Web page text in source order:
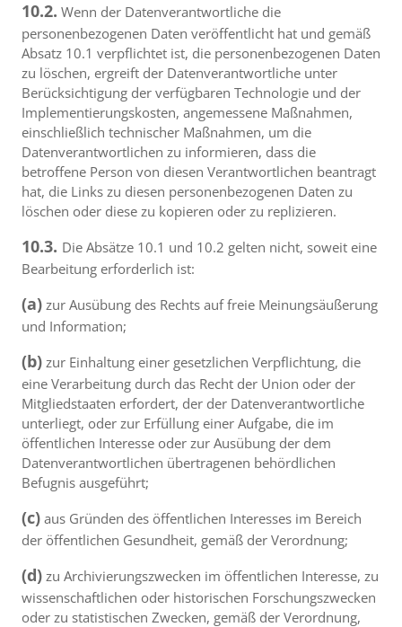
10.2. Wenn der Datenverantwortliche die
personenbezogenen Daten veröffentlicht hat und gemäß
Absatz 10.1 verpflichtet ist, die personenbezogenen Daten
zu löschen, ergreift der Datenverantwortliche unter
Berücksichtigung der verfügbaren Technologie und der
Implementierungskosten, angemessene Maßnahmen,
einschließlich technischer Maßnahmen, um die
Datenverantwortlichen zu informieren, dass die
betroffene Person von diesen Verantwortlichen beantragt
hat, die Links zu diesen personenbezogenen Daten zu
löschen oder diese zu kopieren oder zu replizieren.
10.3. Die Absätze 10.1 und 10.2 gelten nicht, soweit eine
Bearbeitung erforderlich ist:
(a) zur Ausübung des Rechts auf freie Meinungsäußerung
und Information;
(b) zur Einhaltung einer gesetzlichen Verpflichtung, die
eine Verarbeitung durch das Recht der Union oder der
Mitgliedstaaten erfordert, der der Datenverantwortliche
unterliegt, oder zur Erfüllung einer Aufgabe, die im
öffentlichen Interesse oder zur Ausübung der dem
Datenverantwortlichen übertragenen behördlichen
Befugnis ausgeführt;
(c) aus Gründen des öffentlichen Interesses im Bereich
der öffentlichen Gesundheit, gemäß der Verordnung;
(d) zu Archivierungszwecken im öffentlichen Interesse, zu
wissenschaftlichen oder historischen Forschungszwecken
oder zu statistischen Zwecken, gemäß der Verordnung,